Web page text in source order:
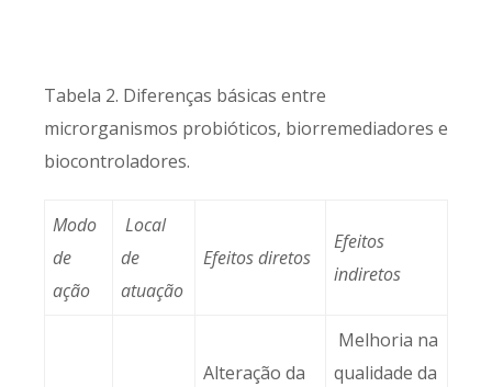
Tabela 2. Diferenças básicas entre
microrganismos probióticos, biorremediadores e
biocontroladores.
Modo
de
ação
Local
de
atuação
Efeitos diretos
Efeitos
indiretos
Alteração da
Melhoria na
qualidade da